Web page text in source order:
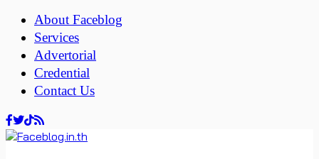
About Faceblog
Services
Advertorial
Credential
Contact Us